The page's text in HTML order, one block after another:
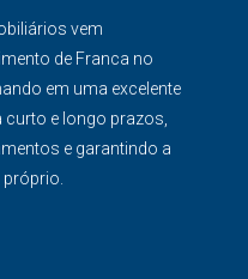
vem
de Franca no
em uma excelente
e longo prazos,
e garantindo a